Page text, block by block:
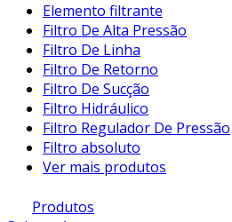
Elemento filtrante
Filtro De Alta Pressão
Filtro De Linha
Filtro De Retorno
Filtro De Sucção
Filtro Hidráulico
Filtro Regulador De Pressão
Filtro absoluto
Ver mais produtos
Produtos